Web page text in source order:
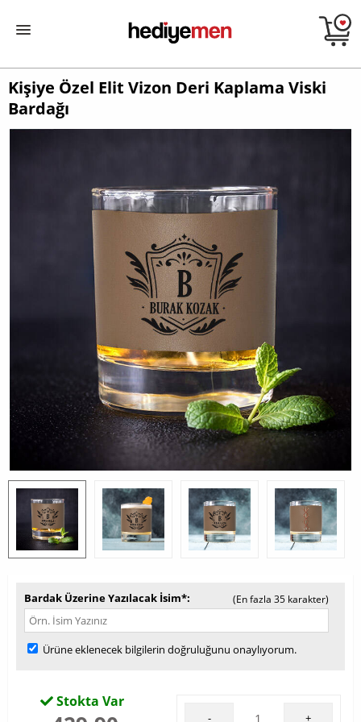
Kişiye Özel Elit Vizon Deri Kaplama Viski
Bardağı
Bardak Üzerine Yazılacak İsim* (En fazla 35 karakter)
Ürüne eklenecek bilgilerin doğruluğunu onaylıyorum.
Stokta Var
- +